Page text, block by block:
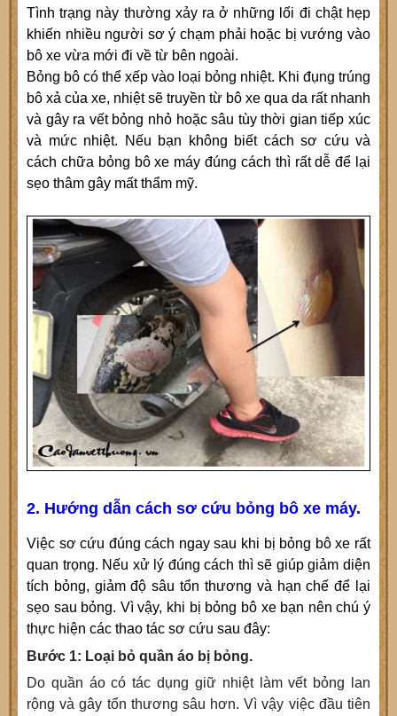
Tình trạng này thường xảy ra ở những lối đi chật hẹp
khiến nhiều người sơ ý chạm phải hoặc bị vướng vào
bô xe vừa mới đi về từ bên ngoài.
Bỏng bô có thể xếp vào loại bỏng nhiệt. Khi đụng trúng
bô xả của xe, nhiệt sẽ truyền từ bô xe qua da rất nhanh
và gây ra vết bỏng nhỏ hoặc sâu tùy thời gian tiếp xúc
và mức nhiệt. Nếu bạn không biết cách sơ cứu và
cách chữa bỏng bô xe máy đúng cách thì rất dễ để lại
sẹo thâm gây mất thẩm mỹ.
2. Hướng dẫn cách sơ cứu bỏng bô xe máy.
Việc sơ cứu đúng cách ngay sau khi bị bỏng bô xe rất
quan trọng. Nếu xử lý đúng cách thì sẽ giúp giảm diện
tích bỏng, giảm độ sâu tổn thương và hạn chế để lại
sẹo sau bỏng. Vì vậy, khi bị bỏng bô xe bạn nên chú ý
thực hiện các thao tác sơ cứu sau đây:
Bước 1: Loại bỏ quần áo bị bỏng.
Do quần áo có tác dụng giữ nhiệt làm vết bỏng lan
rộng và gây tổn thương sâu hơn. Vì vậy việc đầu tiên